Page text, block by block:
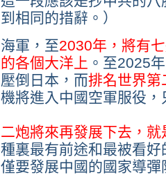
到相同的措辭。）
海軍，至2030年，將有
的各個大洋上 。至2025
壓倒日本，而排名世界第
機將進入中國空軍服役
二炮將來再發展下去，就
種裏最有前途和最被看
僅要發展中國的國家導